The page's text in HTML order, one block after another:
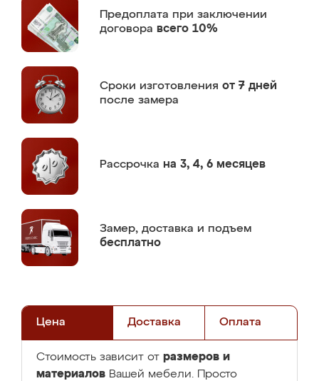
Предоплата при заключении
договора всего 10%
Сроки изготовления от 7 дней
после замера
Рассрочка на 3, 4, 6 месяцев
Замер, доставка и подъем
бесплатно
Цена Доставка Оплата
Стоимость зависит от размеров и
материалов Вашей мебели. Просто